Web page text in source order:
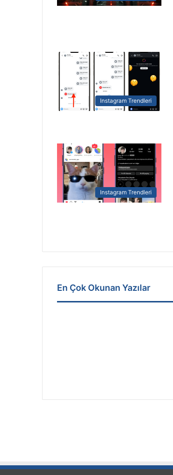
Instagram Trendleri
Instagram Trendleri
En Çok Okunan Yazılar